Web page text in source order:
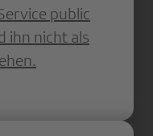
public
ihn nicht als